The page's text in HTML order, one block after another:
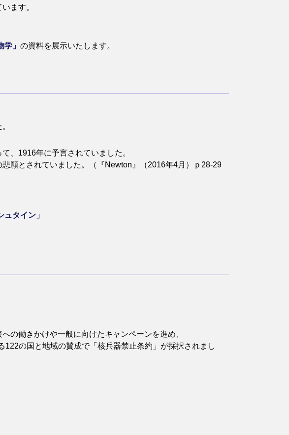
ます。
」 の資料を展示いたします。
、1916年に予言されていました。
願とされていました。（『Newton』（2016年4月）ｐ28-29
タイン」
の働きかけや一般に向けたキャンペーンを進め、
の国と地域の賛成で「核兵器禁止条約」が採択されまし